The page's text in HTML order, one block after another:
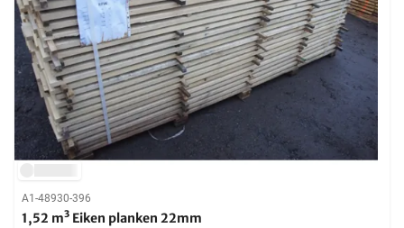
A1-48930-396
1,52 m³ Eiken planken 22mm